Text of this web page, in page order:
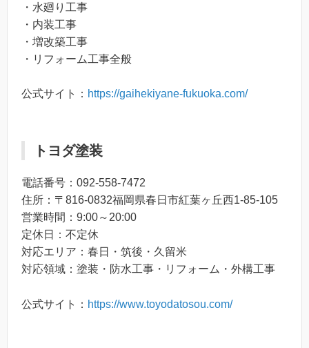
・水廻り工事
・内装工事
・増改築工事
・リフォーム工事全般
公式サイト： https://gaihekiyane-fukuoka.com/
トヨダ塗装
電話番号：092-558-7472
住所：〒816-0832福岡県春日市紅葉ヶ丘西1-85-105
営業時間：9:00～20:00
定休日：不定休
対応エリア：春日・筑後・久留米
対応領域：塗装・防水工事・リフォーム・外構工事
公式サイト： https://www.toyodatosou.com/